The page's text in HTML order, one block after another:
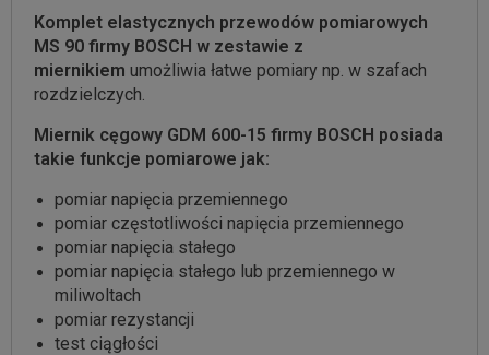
Komplet elastycznych przewodów pomiarowych
MS 90 firmy BOSCH w zestawie z
miernikiem umożliwia łatwe pomiary np. w szafach
rozdzielczych.
Miernik cęgowy GDM 600-15 firmy BOSCH posiada
takie funkcje pomiarowe jak:
pomiar napięcia przemiennego
pomiar częstotliwości napięcia przemiennego
pomiar napięcia stałego
pomiar napięcia stałego lub przemiennego w
miliwoltach
pomiar rezystancji
test ciągłości